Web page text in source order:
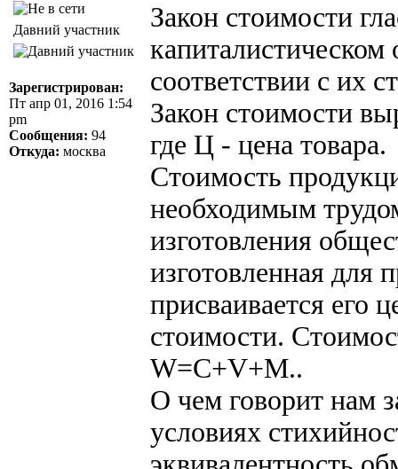
Давний участник
Зарегистрирован:
Пт апр 01, 2016 1:54
pm
Сообщения: 94
Откуда: москва
Закон стоимости
капиталистическом
соответствии с их
Закон стоимости
где Ц - цена товара.
Стоимость
необходимым
изготовления
изготовленная для
присваивается его
стоимости.
W=C+V+M..
О чем говорит нам
условиях